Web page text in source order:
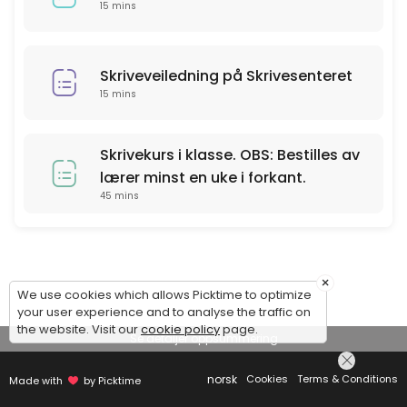
15 mins
Skriveveiledning på Skrivesenteret
15 mins
Skrivekurs i klasse. OBS: Bestilles av
lærer minst en uke i forkant.
45 mins
Se detaljer oppsummering
Made with by Picktime norsk Cookies Terms & Conditions
×
We use cookies which allows Picktime to optimize
your user experience and to analyse the traffic on
the website. Visit ourcookie policypage.